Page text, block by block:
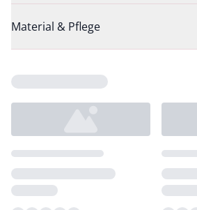
Material & Pflege